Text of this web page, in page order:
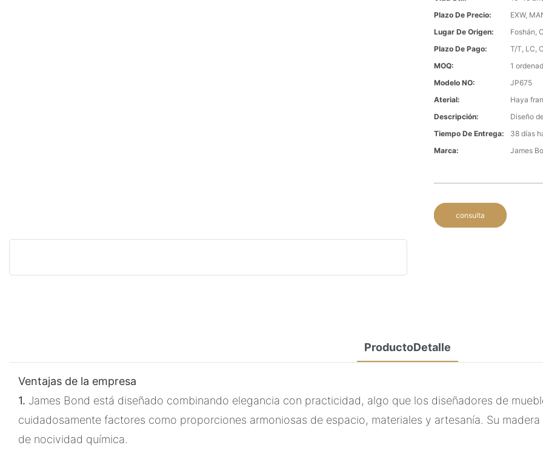
Plazo De Precio:
EXW,
Lugar De Origen:
Foshán,
Plazo De Pago:
T/T, LC,
MOQ:
1
Modelo NO:
JP675
Aterial:
Haya
Descripción:
Diseño
Tiempo De Entrega:
38 días
Marca:
James
consulta
ProductoDetalle
Ventajas de la empresa
1. James Bond está diseñado combinando elegancia con practicidad, algo que los diseñadores de
cuidadosamente factores como proporciones armoniosas de espacio, materiales y artesanía. Su
de nocividad química.